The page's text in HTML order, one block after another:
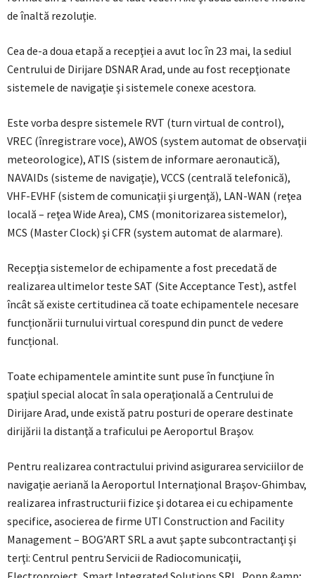
de înaltă rezoluţie.
Cea de-a doua etapă a recepţiei a avut loc în 23 mai, la sediul
Centrului de Dirijare DSNAR Arad, unde au fost recepţionate
sistemele de navigaţie şi sistemele conexe acestora.
Este vorba despre sistemele RVT (turn virtual de control),
VREC (înregistrare voce), AWOS (system automat de observaţii
meteorologice), ATIS (sistem de informare aeronautică),
NAVAIDs (sisteme de navigaţie), VCCS (centrală telefonică),
VHF-EVHF (sistem de comunicaţii şi urgenţă), LAN-WAN (reţea
locală – reţea Wide Area), CMS (monitorizarea sistemelor),
MCS (Master Clock) şi CFR (system automat de alarmare).
Recepţia sistemelor de echipamente a fost precedată de
realizarea ultimelor teste SAT (Site Acceptance Test), astfel
încât să existe certitudinea că toate echipamentele necesare
funcționării turnului virtual corespund din punct de vedere
funcțional.
Toate echipamentele amintite sunt puse în funcţiune în
spaţiul special alocat în sala operaţională a Centrului de
Dirijare Arad, unde există patru posturi de operare destinate
dirijării la distanţă a traficului pe Aeroportul Braşov.
Pentru realizarea contractului privind asigurarea serviciilor de
navigaţie aeriană la Aeroportul Internaţional Braşov-Ghimbav,
realizarea infrastructurii fizice şi dotarea ei cu echipamente
specifice, asocierea de firme UTI Construction and Facility
Management – BOG’ART SRL a avut şapte subcontractanţi şi
terţi: Centrul pentru Servicii de Radiocomunicaţii,